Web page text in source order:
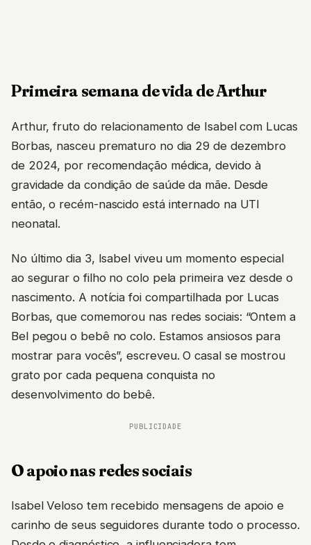
Primeira semana de vida de Arthur
Arthur, fruto do relacionamento de Isabel com Lucas
Borbas, nasceu prematuro no dia 29 de dezembro
de 2024, por recomendação médica, devido à
gravidade da condição de saúde da mãe. Desde
então, o recém-nascido está internado na UTI
neonatal.
No último dia 3, Isabel viveu um momento especial
ao segurar o filho no colo pela primeira vez desde o
nascimento. A notícia foi compartilhada por Lucas
Borbas, que comemorou nas redes sociais: “Ontem a
Bel pegou o bebê no colo. Estamos ansiosos para
mostrar para vocês”, escreveu. O casal se mostrou
grato por cada pequena conquista no
desenvolvimento do bebê.
PUBLICIDADE
O apoio nas redes sociais
Isabel Veloso tem recebido mensagens de apoio e
carinho de seus seguidores durante todo o processo.